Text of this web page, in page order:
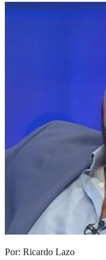
Por: Ricardo Lazo